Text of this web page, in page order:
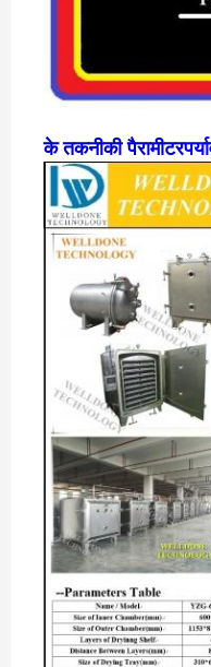
के तकनीकी पैरामीटर